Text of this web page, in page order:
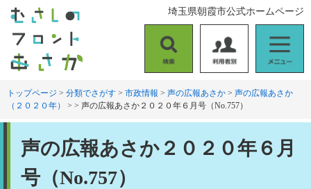
。
て
索
用
者
別
ニ
ュ
埼玉県朝霞市公式ホームページ
トップページ > 分類でさがす > 市政情報 > 声の広報あさか > 声の広報あさか
（２０２０年）
> > 声の広報あさか２０２０年６月号（No.757）
声の広報あさか２０２０年６月
号（No.757）